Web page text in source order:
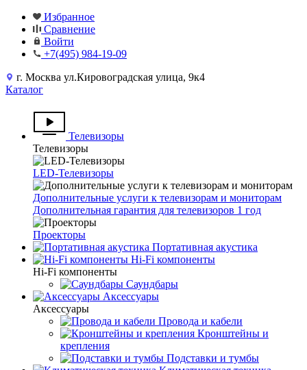
Избранное
Сравнение
Войти
+7(495) 984-19-09
г. Москва ул.Кировоградская улица, 9к4
Каталог
Телевизоры
Телевизоры
LED-Телевизоры
Дополнительные услуги к телевизорам и мониторам
Дополнительная гарантия для телевизоров 1 год
Проекторы
Портативная акустика
Hi-Fi компоненты
Hi-Fi компоненты
Саундбары
Аксессуары
Аксессуары
Провода и кабели
Кронштейны и
крепления
Подставки и тумбы